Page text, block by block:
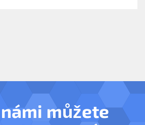
můžete